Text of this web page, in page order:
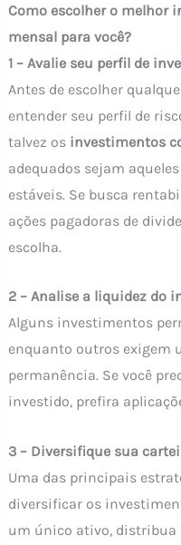
Como escolher o melhor
mensal para você?
1 – Avalie seu perfil de
Antes de escolher
entender seu perfil de
talvez os investimentos
adequados sejam
estáveis. Se busca
ações pagadoras de
escolha.
2 – Analise a liquidez do
Alguns investimentos
enquanto outros exigem
permanência. Se você
investido, prefira
3 – Diversifique sua
Uma das principais
diversificar os
um único ativo, distribua